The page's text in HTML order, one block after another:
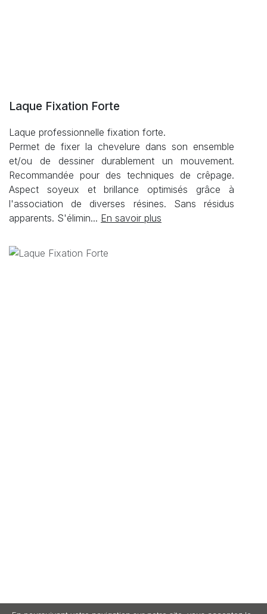
Laque Fixation Forte
Laque professionnelle fixation forte.
Permet de fixer la chevelure dans son ensemble
et/ou de dessiner durablement un mouvement.
Recommandée pour des techniques de crêpage.
Aspect soyeux et brillance optimisés grâce à
l'association de diverses résines. Sans résidus
apparents. S'élimin... En savoir plus